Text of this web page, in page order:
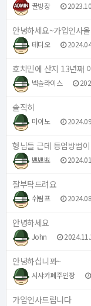
꿀방장
안녕하세요~가입인사
테디오
호치민에 산지 13년째
넥슬라이스
솔직히
마이노
형님들 근데 등업방법
뾰뾰뾰
잘부탁드려요
쉬림프
안녕하세요
John
안녕하십니꽈~
시샤카폐주인장
가입인사드립니다